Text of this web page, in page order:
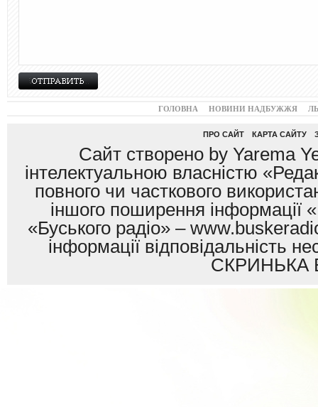
ГОЛОВНА НОВИНИ НАДБУЖЖЯ
ПРО САЙТ КАРТА САЙТУ
Сайт створено by Yarema
інтелектуальною власністю
повного чи часткового
іншого поширення інформації
«Буського радіо» –
інформації
СКРИНЬКА